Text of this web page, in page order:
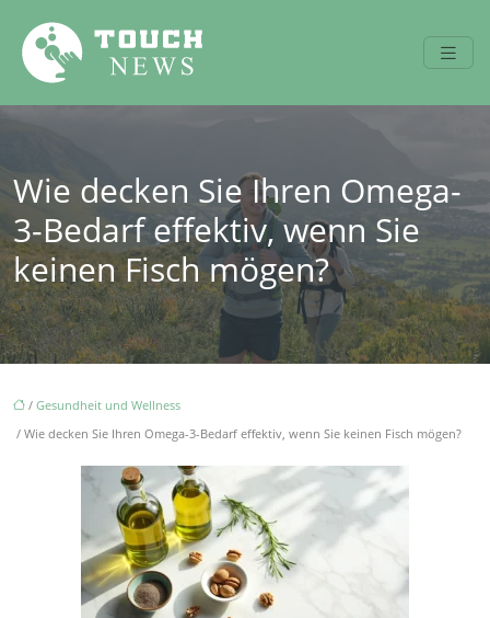
Wie decken Sie Ihren Omega-
3-Bedarf effektiv, wenn Sie
keinen Fisch mögen?
/ Gesundheit und Wellness
/ Wie decken Sie Ihren Omega-3-Bedarf effektiv, wenn Sie keinen Fisch mögen?